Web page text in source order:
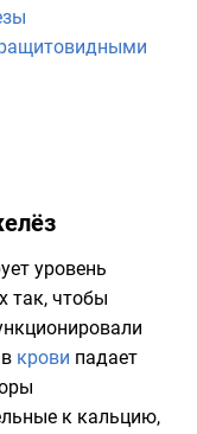
уровень
так, чтобы
крови падает
к кальцию,